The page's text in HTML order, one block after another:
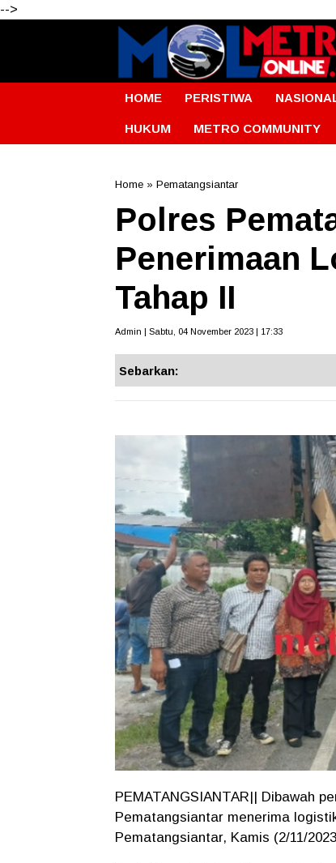
-->
HOME PERISTIWA
HUKUM METRO COMMUNITY
Home » Pematangsiantar
Polres
Penerimaan
Tahap II
Admin | Sabtu, 04 November 2023 | 17:33
Sebarkan:
PEMATANGSIANTAR|| Dibawah
Pematangsiantar menerima
Pematangsiantar, Kamis (2/11/